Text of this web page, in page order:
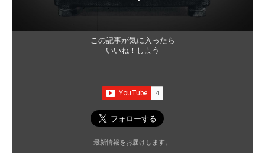
この記事が気に入ったら
いいね！しよう
最新情報をお届けします。